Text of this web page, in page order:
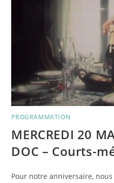
PROGRAMMATION
MERCREDI 20
DOC – Courts-
Pour notre anniversaire,